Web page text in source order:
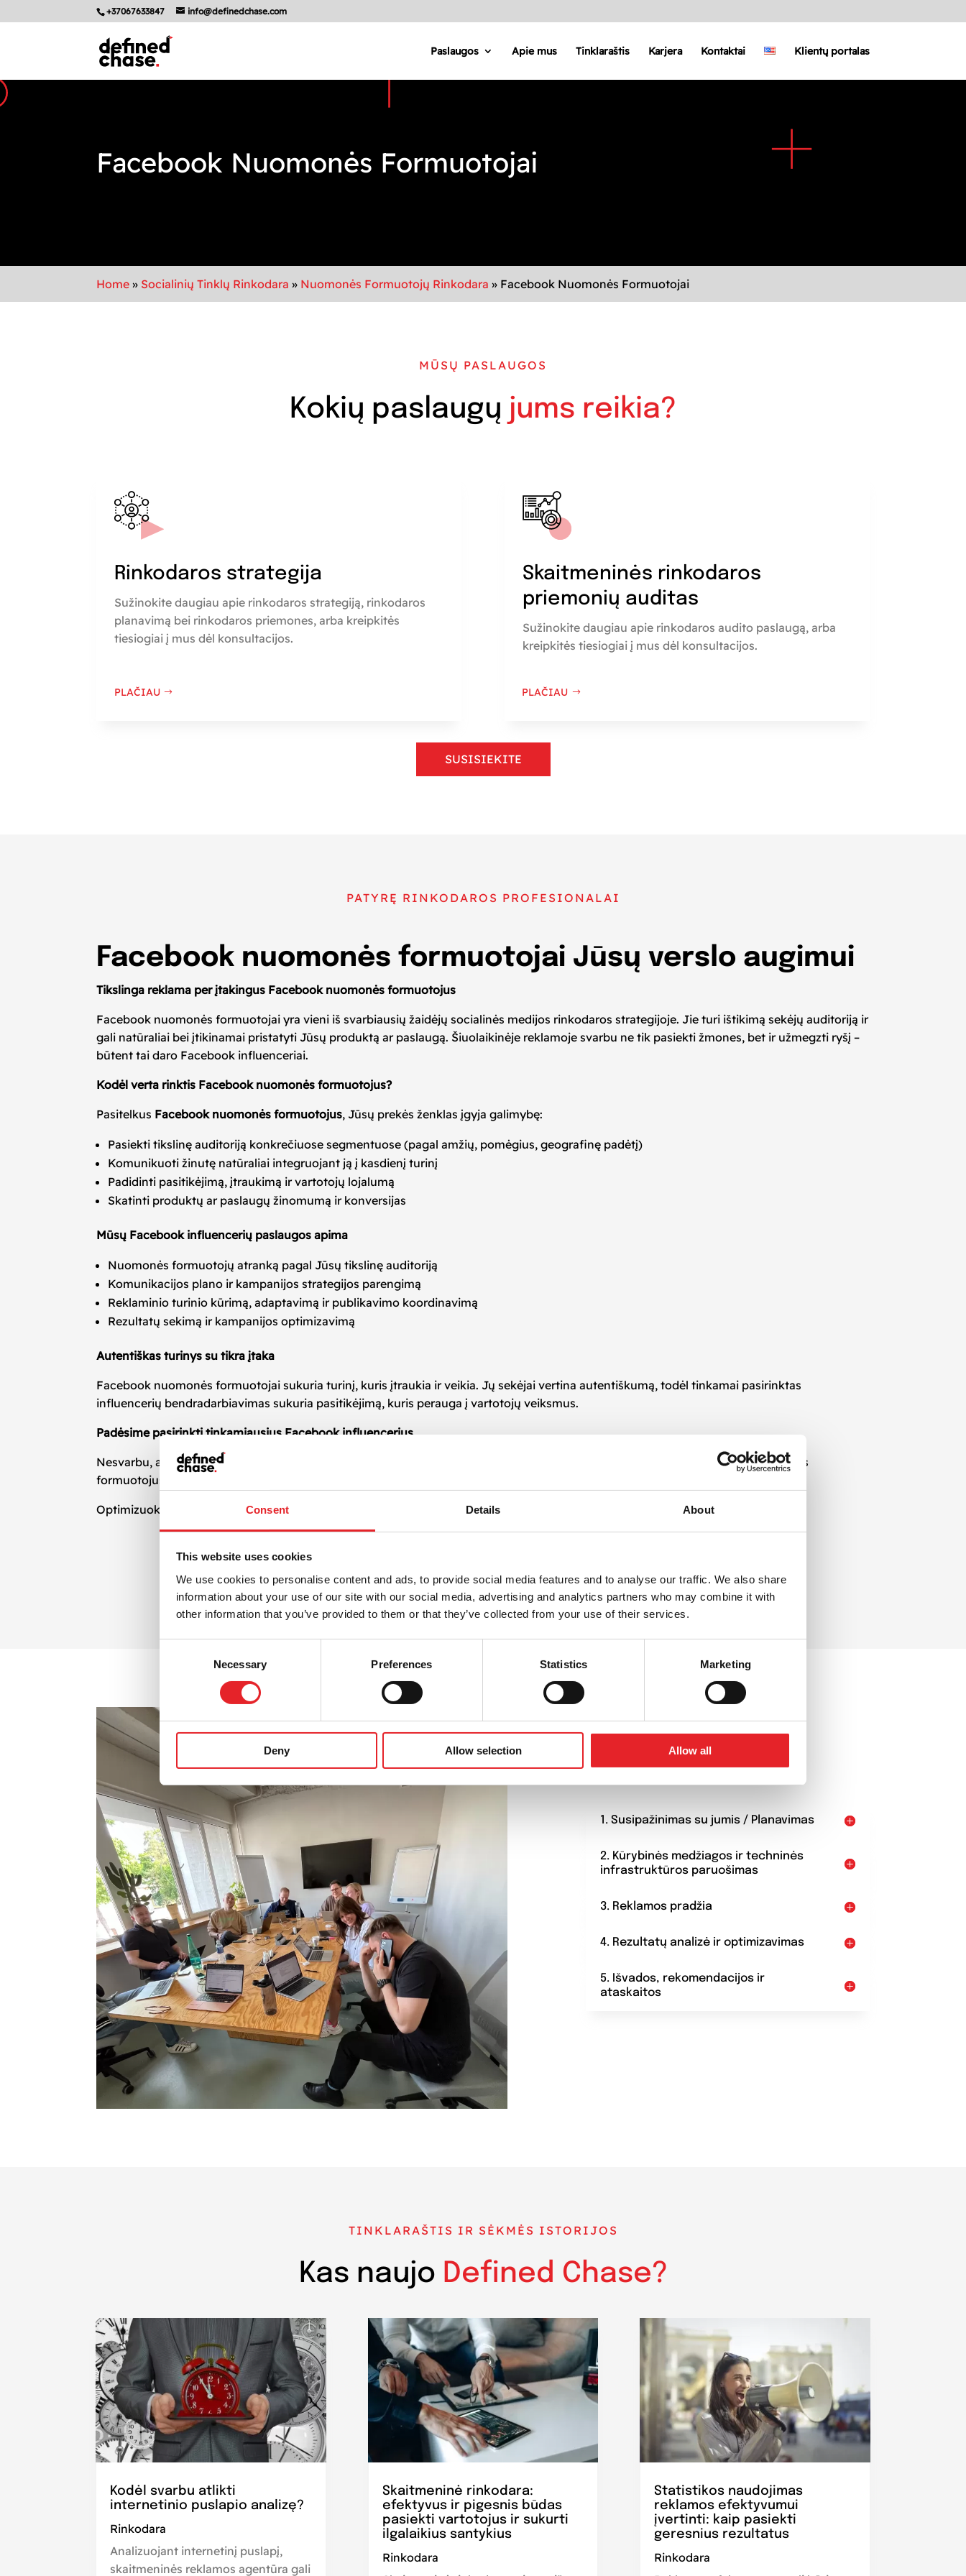
Consent Details About
This website uses cookies
We use cookies to personalise content and ads, to provide social media features and to analyse our traffic. We also share
information about your use of our site with our social media, advertising and analytics partners who may combine it with
other information that you’ve provided to them or that they’ve collected from your use of their services.
Necessary Preferences Statistics Marketing
Deny Allow selection Allow all
+37067633847 info@definedchase.com
Paslaugos Apie mus Tinklaraštis Karjera Kontaktai Klientų portalas
Facebook Nuomonės Formuotojai
Home » Socialinių Tinklų Rinkodara » Nuomonės Formuotojų Rinkodara » Facebook Nuomonės Formuotojai
MŪSŲ PASLAUGOS
Kokių paslaugų jums reikia?
Rinkodaros strategija
Sužinokite daugiau apie rinkodaros strategiją, rinkodaros
planavimą bei rinkodaros priemones, arba kreipkitės
tiesiogiai į mus dėl konsultacijos.
PLAČIAU
Skaitmeninės rinkodaros
priemonių auditas
Sužinokite daugiau apie rinkodaros audito paslaugą, arba
kreipkitės tiesiogiai į mus dėl konsultacijos.
PLAČIAU
SUSISIEKITE
PATYRĘ RINKODAROS PROFESIONALAI
Facebook nuomonės formuotojai Jūsų verslo augimui
Tikslinga reklama per įtakingus Facebook nuomonės formuotojus
Facebook nuomonės formuotojai yra vieni iš svarbiausių žaidėjų socialinės medijos rinkodaros strategijoje. Jie turi ištikimą sekėjų auditoriją ir
gali natūraliai bei įtikinamai pristatyti Jūsų produktą ar paslaugą. Šiuolaikinėje reklamoje svarbu ne tik pasiekti žmones, bet ir užmegzti ryšį –
būtent tai daro Facebook influenceriai.
Kodėl verta rinktis Facebook nuomonės formuotojus?
Pasitelkus Facebook nuomonės formuotojus, Jūsų prekės ženklas įgyja galimybę:
Pasiekti tikslinę auditoriją konkrečiuose segmentuose (pagal amžių, pomėgius, geografinę padėtį)
Komunikuoti žinutę natūraliai integruojant ją į kasdienį turinį
Padidinti pasitikėjimą, įtraukimą ir vartotojų lojalumą
Skatinti produktų ar paslaugų žinomumą ir konversijas
Mūsų Facebook influencerių paslaugos apima
Nuomonės formuotojų atranką pagal Jūsų tikslinę auditoriją
Komunikacijos plano ir kampanijos strategijos parengimą
Reklaminio turinio kūrimą, adaptavimą ir publikavimo koordinavimą
Rezultatų sekimą ir kampanijos optimizavimą
Autentiškas turinys su tikra įtaka
Facebook nuomonės formuotojai sukuria turinį, kuris įtraukia ir veikia. Jų sekėjai vertina autentiškumą, todėl tinkamai pasirinktas
influencerių bendradarbiavimas sukuria pasitikėjimą, kuris perauga į vartotojų veiksmus.
Padėsime pasirinkti tinkamiausius Facebook influencerius
Nesvarbu, ar ieškote mikroinfluencerių konkrečiam nišiniam produktui, ar siekiate masinio poveikio per plačiai žinomus nuomonės
formuotojus – mes turime patirtį ir įrankius, padėsiančius pasiekti geriausių rezultatų.
Optimizuokite savo reklamos strategiją su Facebook nuomonės formuotojais – natūraliai, strategiškai ir rezultatyviai.
SUSISIEKITE
Darbųpradžia
1. Susipažinimas su jumis / Planavimas
2. Kūrybinės medžiagos ir techninės
infrastruktūros paruošimas
3. Reklamos pradžia
4. Rezultatų analizė ir optimizavimas
5. Išvados, rekomendacijos ir
ataskaitos
TINKLARAŠTIS IR SĖKMĖS ISTORIJOS
Kas naujo Defined Chase?
Kodėl svarbu atlikti
internetinio puslapio analizę?
Rinkodara
Analizuojant internetinį puslapį,
skaitmeninės reklamos agentūra gali
Skaitmeninė rinkodara:
efektyvus ir pigesnis būdas
pasiekti vartotojus ir sukurti
ilgalaikius santykius
Rinkodara
Statistikos naudojimas
reklamos efektyvumui
įvertinti: kaip pasiekti
geresnius rezultatus
Rinkodara